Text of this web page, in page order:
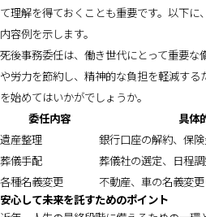
て理解を得ておくことも重要です。以下に
内容例を示します。
死後事務委任は、働き世代にとって重要な
や労力を節約し、精神的な負担を軽減す
を始めてはいかがでしょうか。
委任内容
具体
遺産整理
銀行口座の解約、保
葬儀手配
葬儀社の選定、日程
各種名義変更
不動産、車の名義変更
安心して未来を託すためのポイント